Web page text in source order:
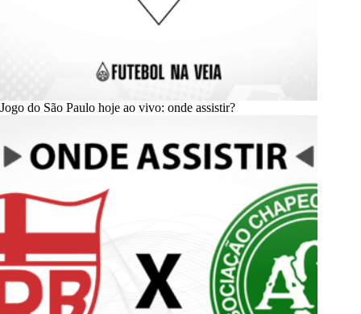
Jogo do São Paulo hoje ao vivo: onde assistir?